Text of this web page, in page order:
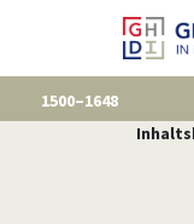
1500–1648